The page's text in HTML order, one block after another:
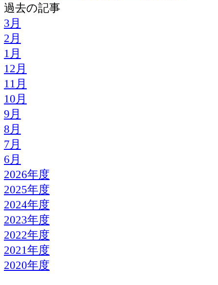
過去の記事
3月
2月
1月
12月
11月
10月
9月
8月
7月
6月
2026年度
2025年度
2024年度
2023年度
2022年度
2021年度
2020年度